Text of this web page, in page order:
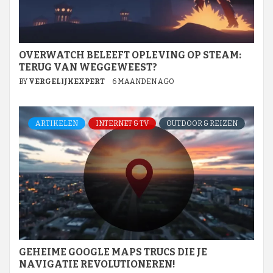
OVERWATCH BELEEFT OPLEVING OP STEAM:
TERUG VAN WEGGEWEEST?
BY VERGELIJKEXPERT 6 MAANDEN AGO
ARTIKELEN INTERNET & TV OUTDOOR & REIZEN
GEHEIME GOOGLE MAPS TRUCS DIE JE
NAVIGATIE REVOLUTIONEREN!